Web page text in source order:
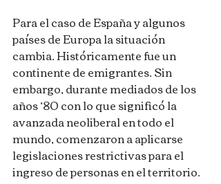
Para el caso de España y algunos
países de Europa la situación
cambia. Históricamente fue un
continente de emigrantes. Sin
embargo, durante mediados de los
años ’80 con lo que significó la
avanzada neoliberal en todo el
mundo, comenzaron a aplicarse
legislaciones restrictivas para el
ingreso de personas en el territorio.